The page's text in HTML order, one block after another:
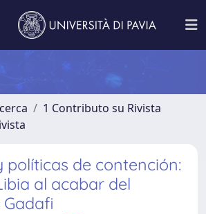
1 Contributo su Rivista
políticas de contención:
al acabar del